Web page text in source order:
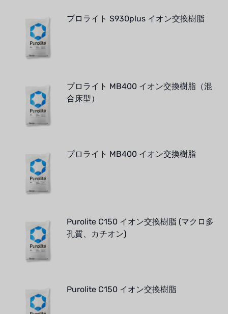
プロライト S930plus イオン交換樹脂
プロライト MB400 イオン交換樹脂（混
合床型）
プロライト MB400 イオン交換樹脂
Purolite C150 イオン交換樹脂 (マクロ多
孔質、カチオン)
Purolite C150 イオン交換樹脂